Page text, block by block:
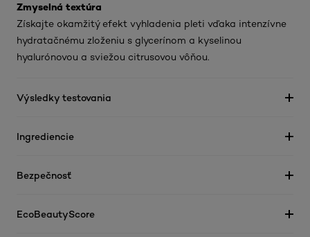
Zmyselná textúra
Získajte okamžitý efekt vyhladenia pleti vďaka intenzívne
hydratačnému zloženiu s glycerínom a kyselinou
hyalurónovou a sviežou citrusovou vôňou.
Výsledky testovania
Ingrediencie
Bezpečnosť
EcoBeautyScore